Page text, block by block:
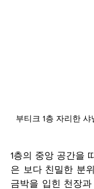
부티크 1층 자리한
1층의 중앙 공간을
은 보다 친밀한 분
금박을 입힌 천장